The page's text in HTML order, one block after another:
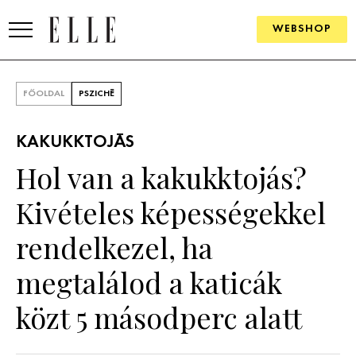
WEBSHOP
SZÉPSÉG
ÉLETMÓD
FŐOLDAL PSZICHÉ
KAKUKKTOJÁS
Hol van a kakukktojás?
Kivételes képességekkel
rendelkezel, ha
megtalálod a katicák
közt 5 másodperc alatt